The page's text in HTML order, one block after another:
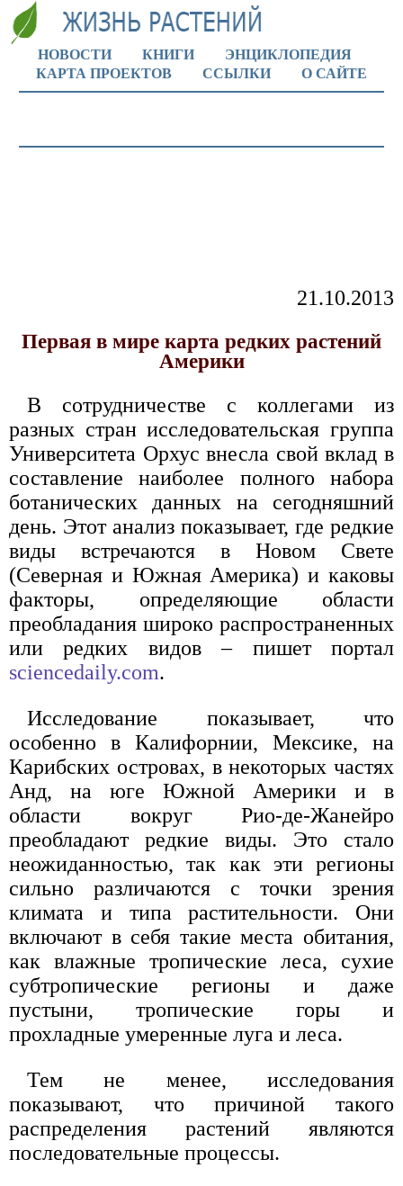
НОВОСТИ КНИГИ
ЭНЦИКЛОПЕДИЯ
КАРТА ПРОЕКТОВ
ССЫЛКИ О САЙТЕ
21.10.2013
Первая в мире карта редких растений
Америки
В сотрудничестве с коллегами из
разных стран исследовательская группа
Университета Орхус внесла свой вклад в
составление наиболее полного набора
ботанических данных на сегодняшний
день. Этот анализ показывает, где редкие
виды встречаются в Новом Свете
(Северная и Южная Америка) и каковы
факторы, определяющие области
преобладания широко распространенных
или редких видов – пишет портал
sciencedaily.com.
Исследование показывает, что
особенно в Калифорнии, Мексике, на
Карибских островах, в некоторых частях
Анд, на юге Южной Америки и в
области вокруг Рио-де-Жанейро
преобладают редкие виды. Это стало
неожиданностью, так как эти регионы
сильно различаются с точки зрения
климата и типа растительности. Они
включают в себя такие места обитания,
как влажные тропические леса, сухие
субтропические регионы и даже
пустыни, тропические горы и
прохладные умеренные луга и леса.
Тем не менее, исследования
показывают, что причиной такого
распределения растений являются
последовательные процессы.